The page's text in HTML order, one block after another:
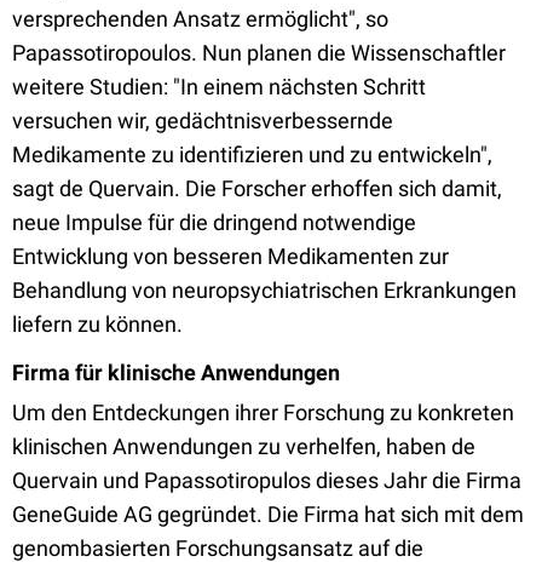
versprechenden Ansatz ermöglicht", so
Papassotiropoulos. Nun planen die Wissenschaftler
weitere Studien: "In einem nächsten Schritt
versuchen wir, gedächtnisverbessernde
Medikamente zu identifizieren und zu entwickeln",
sagt de Quervain. Die Forscher erhoffen sich damit,
neue Impulse für die dringend notwendige
Entwicklung von besseren Medikamenten zur
Behandlung von neuropsychiatrischen Erkrankungen
liefern zu können.
Firma für klinische Anwendungen
Um den Entdeckungen ihrer Forschung zu konkreten
klinischen Anwendungen zu verhelfen, haben de
Quervain und Papassotiropulos dieses Jahr die Firma
GeneGuide AG gegründet. Die Firma hat sich mit dem
genombasierten Forschungsansatz auf die